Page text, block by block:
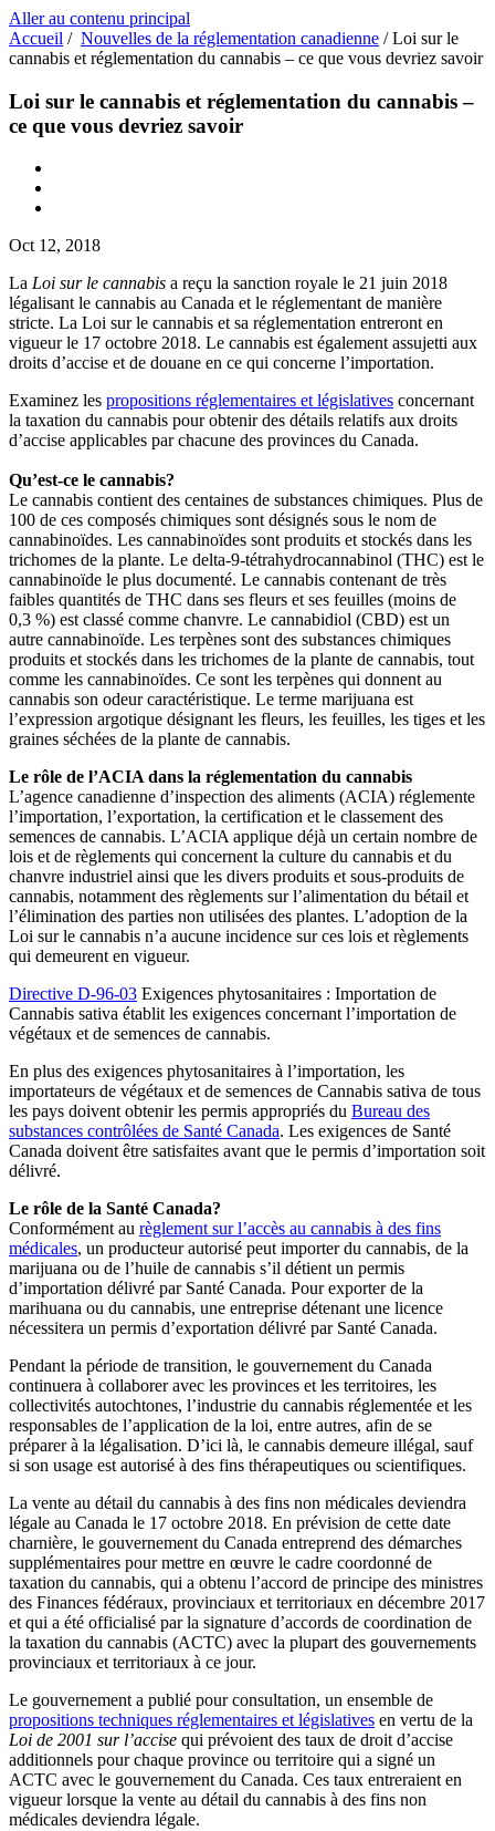
Aller au contenu principal
Accueil / Nouvelles de la réglementation canadienne /Loi sur le
cannabis et réglementation du cannabis – ce que vous devriez savoir
Loi sur le cannabis et réglementation du cannabis –
ce que vous devriez savoir
Oct 12, 2018
La Loi sur le cannabis a reçu la sanction royale le 21 juin 2018
légalisant le cannabis au Canada et le réglementant de manière
stricte. La Loi sur le cannabis et sa réglementation entreront en
vigueur le 17 octobre 2018. Le cannabis est également assujetti aux
droits d’accise et de douane en ce qui concerne l’importation.
Examinez les propositions réglementaires et législatives concernant
la taxation du cannabis pour obtenir des détails relatifs aux droits
d’accise applicables par chacune des provinces du Canada.
Qu’est-ce le cannabis?
Le cannabis contient des centaines de substances chimiques. Plus de
100 de ces composés chimiques sont désignés sous le nom de
cannabinoïdes. Les cannabinoïdes sont produits et stockés dans les
trichomes de la plante. Le delta-9-tétrahydrocannabinol (THC) est le
cannabinoïde le plus documenté. Le cannabis contenant de très
faibles quantités de THC dans ses fleurs et ses feuilles (moins de
0,3 %) est classé comme chanvre. Le cannabidiol (CBD) est un
autre cannabinoïde. Les terpènes sont des substances chimiques
produits et stockés dans les trichomes de la plante de cannabis, tout
comme les cannabinoïdes. Ce sont les terpènes qui donnent au
cannabis son odeur caractéristique. Le terme marijuana est
l’expression argotique désignant les fleurs, les feuilles, les tiges et les
graines séchées de la plante de cannabis.
Le rôle de l’ACIA dans la réglementation du cannabis
L’agence canadienne d’inspection des aliments (ACIA) réglemente
l’importation, l’exportation, la certification et le classement des
semences de cannabis. L’ACIA applique déjà un certain nombre de
lois et de règlements qui concernent la culture du cannabis et du
chanvre industriel ainsi que les divers produits et sous-produits de
cannabis, notamment des règlements sur l’alimentation du bétail et
l’élimination des parties non utilisées des plantes. L’adoption de la
Loi sur le cannabis n’a aucune incidence sur ces lois et règlements
qui demeurent en vigueur.
Directive D-96-03 Exigences phytosanitaires : Importation de
Cannabis sativa établit les exigences concernant l’importation de
végétaux et de semences de cannabis.
En plus des exigences phytosanitaires à l’importation, les
importateurs de végétaux et de semences de Cannabis sativa de tous
les pays doivent obtenir les permis appropriés du Bureau des
substances contrôlées de Santé Canada. Les exigences de Santé
Canada doivent être satisfaites avant que le permis d’importation soit
délivré.
Le rôle de la Santé Canada?
Conformément au règlement sur l’accès au cannabis à des fins
médicales, un producteur autorisé peut importer du cannabis, de la
marijuana ou de l’huile de cannabis s’il détient un permis
d’importation délivré par Santé Canada. Pour exporter de la
marihuana ou du cannabis, une entreprise détenant une licence
nécessitera un permis d’exportation délivré par Santé Canada.
Pendant la période de transition, le gouvernement du Canada
continuera à collaborer avec les provinces et les territoires, les
collectivités autochtones, l’industrie du cannabis réglementée et les
responsables de l’application de la loi, entre autres, afin de se
préparer à la légalisation. D’ici là, le cannabis demeure illégal, sauf
si son usage est autorisé à des fins thérapeutiques ou scientifiques.
La vente au détail du cannabis à des fins non médicales deviendra
légale au Canada le 17 octobre 2018. En prévision de cette date
charnière, le gouvernement du Canada entreprend des démarches
supplémentaires pour mettre en œuvre le cadre coordonné de
taxation du cannabis, qui a obtenu l’accord de principe des ministres
des Finances fédéraux, provinciaux et territoriaux en décembre 2017
et qui a été officialisé par la signature d’accords de coordination de
la taxation du cannabis (ACTC) avec la plupart des gouvernements
provinciaux et territoriaux à ce jour.
Le gouvernement a publié pour consultation, un ensemble de
propositions techniques réglementaires et législatives en vertu de la
Loi de 2001 sur l’accise qui prévoient des taux de droit d’accise
additionnels pour chaque province ou territoire qui a signé un
ACTC avec le gouvernement du Canada. Ces taux entreraient en
vigueur lorsque la vente au détail du cannabis à des fins non
médicales deviendra légale.